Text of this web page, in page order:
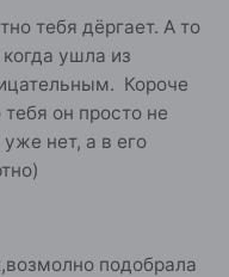
и не тратиться на
- ему хватит и
сказать ))))
первых
и третьих
Кудыкина, меня
в реале ( в семье
тебя дёргает. А то
ушла из
Короче
он просто не
уже нет, а в его
подобрала